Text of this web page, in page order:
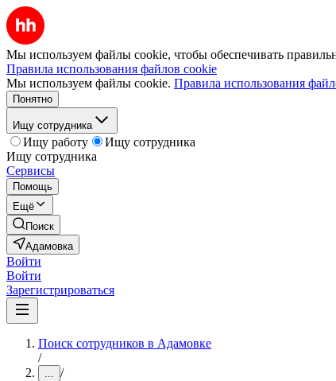
Мы используем файлы cookie, чтобы обеспечивать
Правила использования файлов cookie
Мы используем файлы cookie. Правила использования
Понятно
Ищу сотрудника
Ищу работу
Ищу сотрудника
Ищу сотрудника
Сервисы
Помощь
Ещё
Поиск
Адамовка
Войти
Войти
Зарегистрироваться
Поиск сотрудников в Адамовке
/
... /